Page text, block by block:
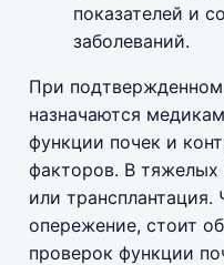
показателей и
заболеваний.
При
назначаются
функции почек и
факторов. В тяжелых
или трансплантация.
опережение, стоит
проверок функции